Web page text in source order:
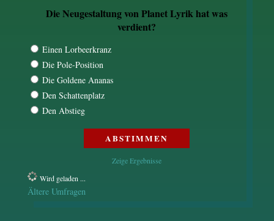
Die Neugestaltung von Planet Lyrik hat was
verdient?
Einen Lorbeerkranz
Die Pole-Position
Die Goldene Ananas
Den Schattenplatz
Den Abstieg
Zeige Ergebnisse
Wird geladen ...
Ältere Umfragen